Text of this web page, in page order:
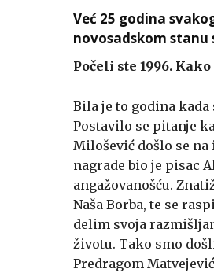
Već 25 godina
novosadskom stanu
Počeli ste 1996.
Bila je to godina kada
Postavilo se pitanje
Milošević došlo se na
nagrade bio je pisac
angažovanošću.
Naša Borba, te se
delim svoja
životu. Tako smo
Predragom